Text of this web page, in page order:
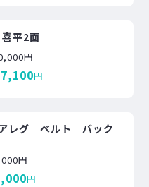
平2面
円
円
レグ ベルト バック
円
円